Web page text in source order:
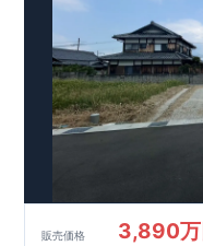
販売価格 3,890万